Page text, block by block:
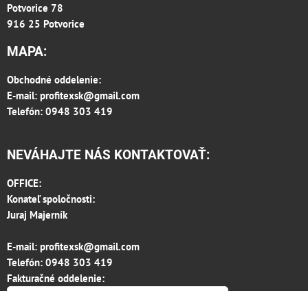
Potvorice 78
916 25 Potvorice
MAPA:
Obchodné oddelenie:
E-mail: profitexsk@gmail.com
Telefón: 0948 303 419
NEVÁHAJTE NÁS KONTAKTOVAŤ:
OFFICE:
Konateľ spoločnosti:
Juraj Majerník
E-mail: profitexsk@gmail.com
Telefón: 0948 303 419
Fakturačné oddelenie: